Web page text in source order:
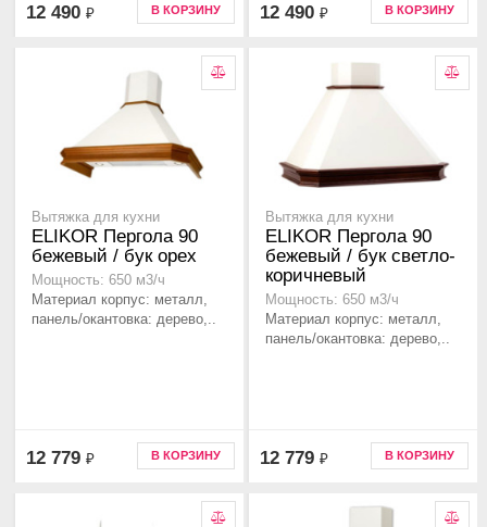
12 490 ₽ В КОРЗИНУ 12 490 ₽ В КОРЗИНУ
Вытяжка для кухни
ELIKOR Пергола 90
бежевый / бук орех
Мощность: 650 м3/ч
Материал корпус: металл,
панель/окантовка: дерево,..
12 779 ₽ В КОРЗИНУ
Вытяжка для кухни
ELIKOR Пергола 90
бежевый / бук светло-
коричневый
Мощность: 650 м3/ч
Материал корпус: металл,
панель/окантовка: дерево,..
12 779 ₽ В КОРЗИНУ